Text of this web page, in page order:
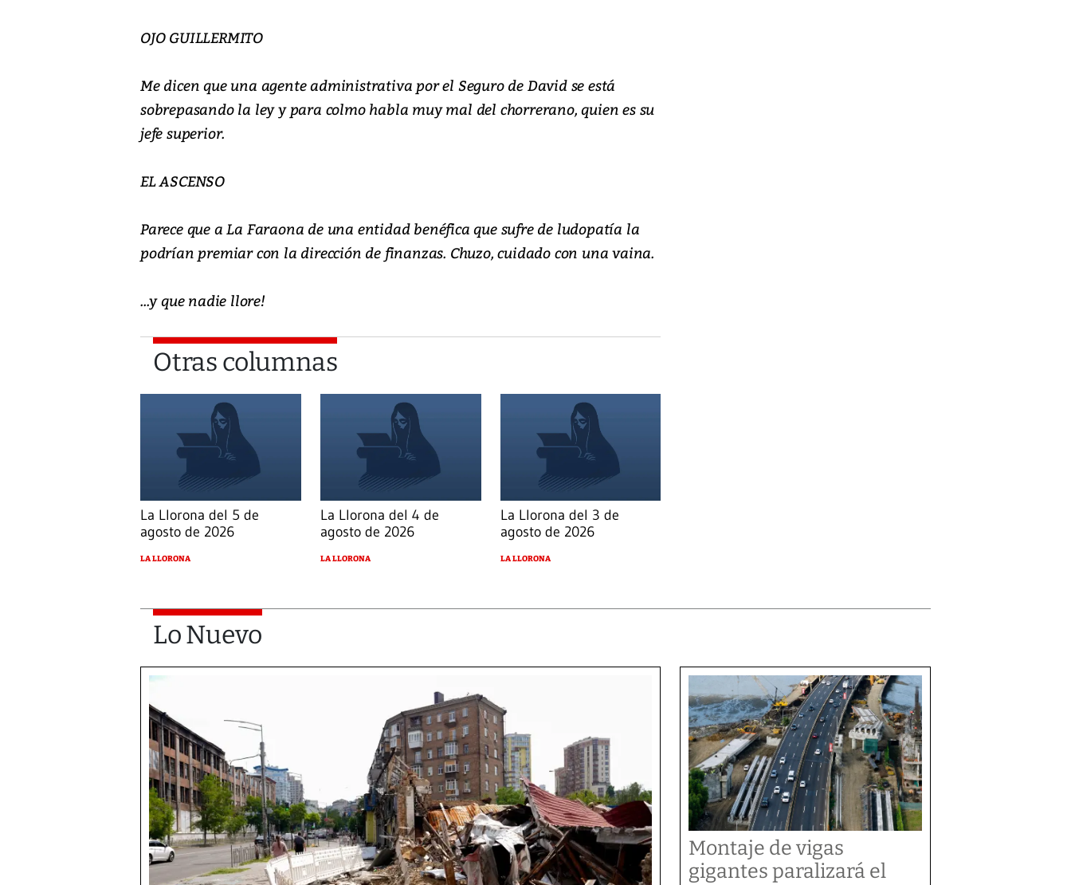
OJO GUILLERMITO
Me dicen que una agente administrativa por el Seguro de David se está
sobrepasando la ley y para colmo habla muy mal del chorrerano, quien es su
jefe superior.
EL ASCENSO
Parece que a La Faraona de una entidad benéfica que sufre de ludopatía la
podrían premiar con la dirección de finanzas. Chuzo, cuidado con una vaina.
...y que nadie llore!
Otras columnas
La Llorona del 5 de
agosto de 2026
LA LLORONA
La Llorona del 4 de
agosto de 2026
LA LLORONA
La Llorona del 3 de
agosto de 2026
LA LLORONA
Lo Nuevo
Montaje de vigas
gigantes paralizará el